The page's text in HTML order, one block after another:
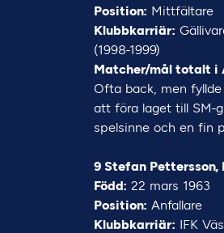
Position: Mittfältare
Klubbkarriär:
(1998-1999)
Matcher/mål totalt i
Ofta back, men
att föra laget till SM-
spelsinne och en fin
9 Stefan Pettersson,
Född: 22 mars 1963
Position: Anfallare
Klubbkarriär: IFK